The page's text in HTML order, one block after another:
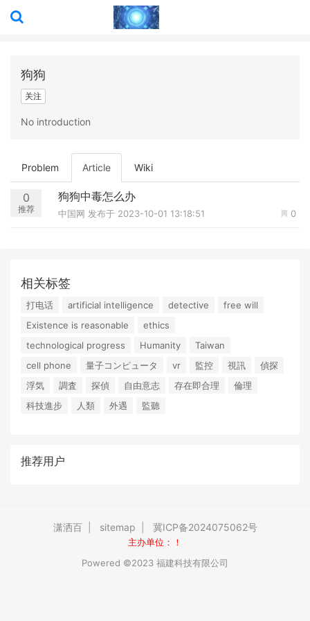
狗狗
关注
No introduction
Problem Article Wiki
0
推荐
狗狗中毒怎么办
0
中国网 发布于 2023-10-01 13:18:51
相关标签
打电话 artificial intelligence detective
free will
Existence is reasonable
ethics
technological progress
Humanity
Taiwan
cell phone
量子コンピュータ vr 監控 視訊
偵探
浮気
調査 探偵 自由意志 存在即合理
倫理
科技進步
人類 外遇 監聽
推荐用户
潇洒百 sitemap 冀ICP备2024075062号
主办单位：！
Powered ©2023 福建科技有限公司